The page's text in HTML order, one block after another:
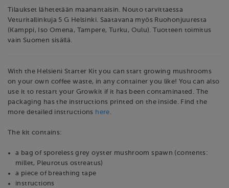
Tilaukset lähetetään maanantaisin. Nouto tarvittaessa
Veturitallinkuja 5 G Helsinki. Saatavana myös Ruohonjuuresta
(Kamppi, Iso Omena, Tampere, Turku, Oulu). Tuotteen toimitus
vain Suomen sisällä.
With the Helsieni Starter Kit you can start growing mushrooms
on your own coffee waste, in any container you like! You can also
use it to restart your Growkit if it has been contaminated. The
packaging has the instructions printed on the inside. Find the
more detailed instructions here.
The kit contains:
a bag of sporeless grey oyster mushroom spawn (contents:
millet, Pleurotus ostreatus)
a piece of breathing tape
instructions